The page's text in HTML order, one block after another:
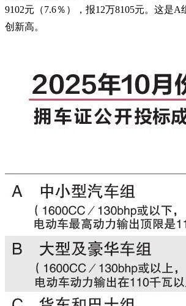
9102元（7.6％），报12万8105元。这是
创新高。